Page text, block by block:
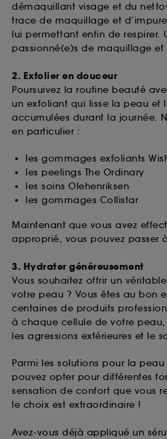
démaquillant visage et du
trace de maquillage et
lui permettant enfin de respirer.
passionné(e)s de maquillage et
2. Exfolier en douceur
Poursuivez la routine beauté
un exfoliant qui lisse la peau et
accumulées durant la journée.
en particulier :
les gommages exfoliants
les peelings The Ordinary
les soins Olehenriksen
les gommages Collistar
Maintenant que vous avez
approprié, vous pouvez passer
3. Hydrater généreusement
Vous souhaitez offrir un
votre peau ? Vous êtes au bon
centaines de produits
à chaque cellule de votre
les agressions extérieures et le
Parmi les solutions pour la
pouvez opter pour différentes
sensation de confort que vous
le choix est extraordinaire !
Avez-vous déjà appliqué un